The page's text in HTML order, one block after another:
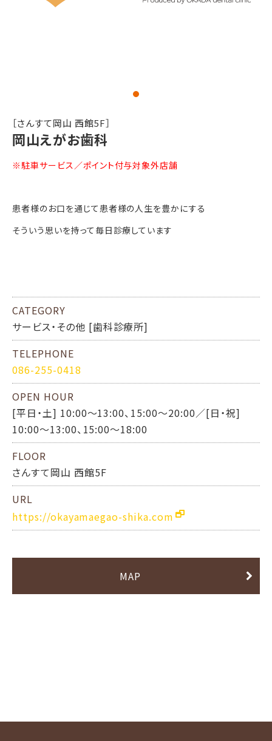
［さんすて岡山 西館5F］
岡山えがお歯科
※駐車サービス／ポイント付与対象外店舗
患者様のお口を通じて患者様の人生を豊かにする
そういう思いを持って毎日診療しています
CATEGORY
サービス・その他 [歯科診療所]
TELEPHONE
086-255-0418
OPEN HOUR
[平日・土] 10:00～13:00、15:00～20:00／[日・祝]
10:00～13:00、15:00～18:00
FLOOR
さんすて岡山 西館5F
URL
https://okayamaegao-shika.com
MAP